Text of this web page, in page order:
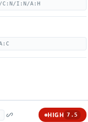
C:N/I:N/A:H
HIGH 7.5